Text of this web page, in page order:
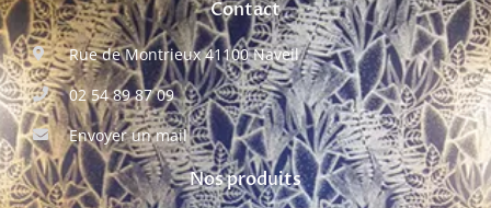
Contact
Rue de Montrieux 41100 Naveil
02 54 89 87 09
Envoyer un mail
Nos produits